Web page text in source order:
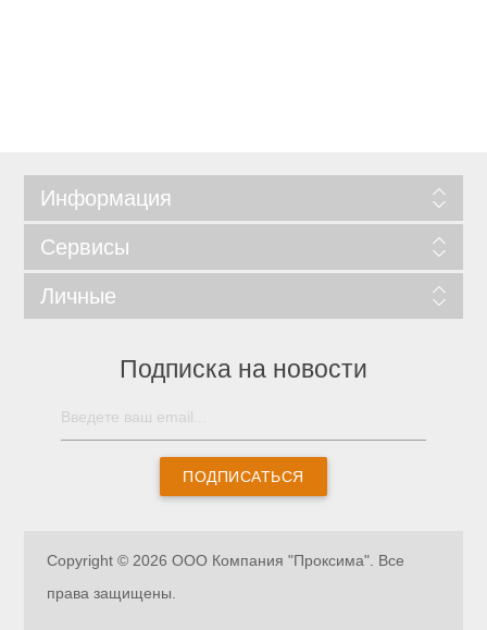
Информация
Сервисы
Личные
Подписка на новости
ПОДПИСАТЬСЯ
Copyright © 2026 ООО Компания "Проксима". Все
права защищены.